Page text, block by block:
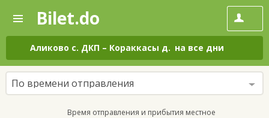
—
Поиск
и
покупка
билетов
на
автобус
онлайн
Bilet.do
Аликово с. ДКП – Кораккасы д. на все дни
По времени отправления
Время отправления и прибытия местное